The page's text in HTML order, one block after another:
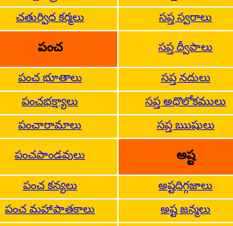
చతుర్విధ కర్మలు సప్త స్వరాలు
పంచ సప్త ద్వీపాలు
పంచ భూతాలు
సప్త నదులు
పంచభక్ష్యాలు
సప్త అధొలోకములు
పంచారామాలు సప్త ఋషులు
పంచపాండవులు అష్ట
పంచ కన్యలు
అష్టదిగ్గజాలు
పంచ మహాపాతకాలు
అష్ట జన్మలు